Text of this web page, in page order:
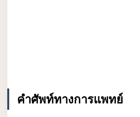
คำศัพท์ทางการแพทย์